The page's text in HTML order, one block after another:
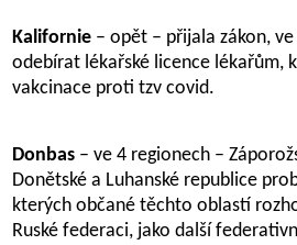
Kalifornie – opět – přijala zákon,
odebírat lékařské licence lékařům,
vakcinace proti tzv covid.
Donbas – ve 4 regionech –
Donětské a Luhanské republice
kterých občané těchto oblastí
Ruské federaci, jako další